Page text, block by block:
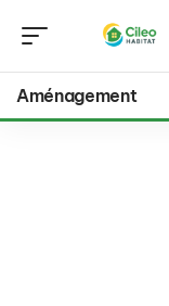
Aménagement